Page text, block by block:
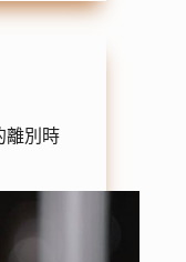
離別時